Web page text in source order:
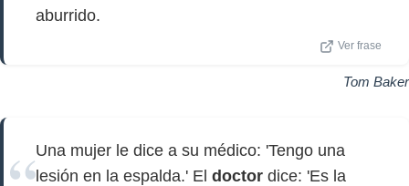
aburrido.
Ver frase
Tom Baker
Una mujer le dice a su médico: 'Tengo una
lesión en la espalda.' El doctor dice: 'Es la